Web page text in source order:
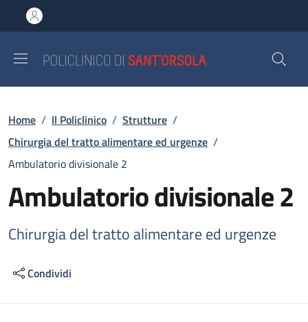
al contenuto principale
to footer content
Briciole di pane
Home / Il Policlinico / Strutture /
Chirurgia del tratto alimentare ed urgenze /
Ambulatorio divisionale 2
Ambulatorio divisionale 2
Chirurgia del tratto alimentare ed urgenze
Condividi